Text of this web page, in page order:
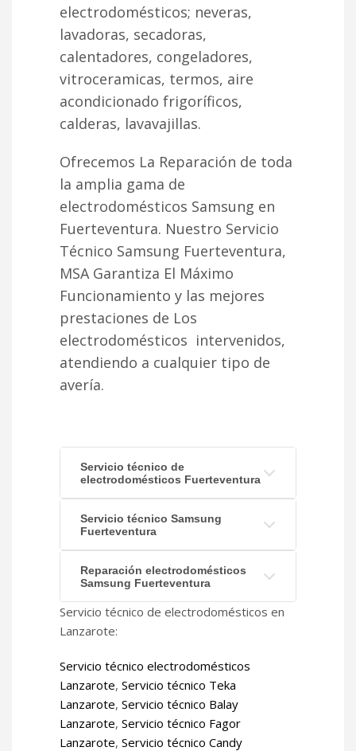
electrodomésticos; neveras,
lavadoras, secadoras,
calentadores, congeladores,
vitroceramicas, termos, aire
acondicionado frigoríficos,
calderas, lavavajillas.
Ofrecemos La Reparación de toda
la amplia gama de
electrodomésticos Samsung en
Fuerteventura. Nuestro Servicio
Técnico Samsung Fuerteventura,
MSA Garantiza El Máximo
Funcionamiento y las mejores
prestaciones de Los
electrodomésticos intervenidos,
atendiendo a cualquier tipo de
avería.
Servicio técnico de
electrodomésticos Fuerteventura
Servicio técnico Samsung
Fuerteventura
Reparación electrodomésticos
Samsung Fuerteventura
Servicio técnico de electrodomésticos en
Lanzarote:
Servicio técnico electrodomésticos
Lanzarote, Servicio técnico Teka
Lanzarote, Servicio técnico Balay
Lanzarote, Servicio técnico Fagor
Lanzarote, Servicio técnico Candy